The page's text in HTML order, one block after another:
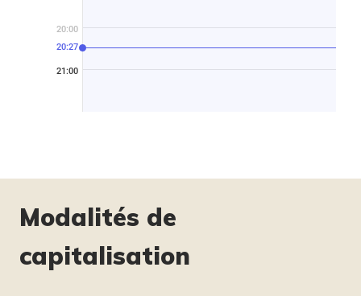
20:00
21:00
20:27
Modalités de
capitalisation